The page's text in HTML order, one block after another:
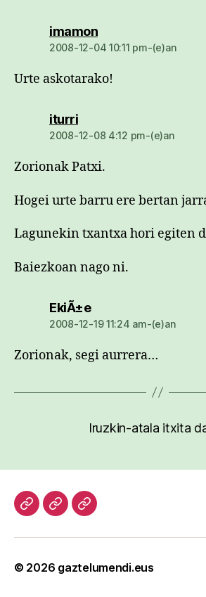
imamondio:
2008-12-04 10:11 pm-(e)an
Urte askotarako!
iturridio:
2008-12-08 4:12 pm-(e)an
Zorionak Patxi.
Hogei urte barru ere bertan
Lagunekin txantxa hori egiten
Baiezkoan nago ni.
EkiÃ±edio:
2008-12-19 11:24 am-(e)an
Zorionak, segi aurrera…
Iruzkin-atala itxita
HasieraKazetari
Patxi
© 2026 gaztelumendi.eus